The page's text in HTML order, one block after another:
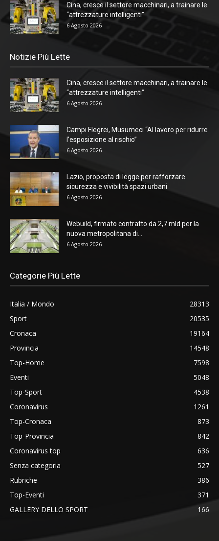
Cina, cresce il settore macchinari, a trainare le
“attrezzature intelligenti”
6 Agosto 2026
Notizie Più Lette
Cina, cresce il settore macchinari, a trainare le
“attrezzature intelligenti”
6 Agosto 2026
Campi Flegrei, Musumeci “Al lavoro per ridurre
l’esposizione al rischio”
6 Agosto 2026
Lazio, proposta di legge per rafforzare
sicurezza e vivibilità spazi urbani
6 Agosto 2026
Webuild, firmato contratto da 2,7 mld per la
nuova metropolitana di...
6 Agosto 2026
Categorie Più Lette
Italia / Mondo
28313
Sport
20535
Cronaca
19164
Provincia
14548
Top-Home
7598
Eventi
5048
Top-Sport
4538
Coronavirus
1261
Top-Cronaca
873
Top-Provincia
842
Coronavirus top
636
Senza categoria
527
Rubriche
386
Top-Eventi
371
GALLERY DELLO SPORT
166